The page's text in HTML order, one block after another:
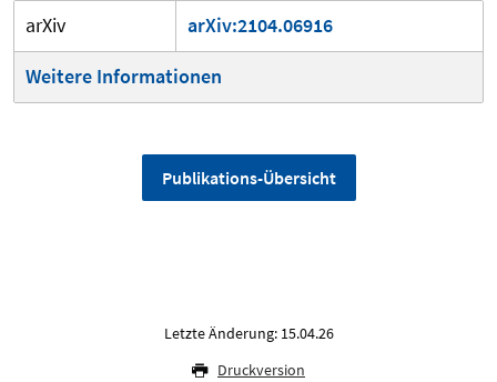
arXiv
arXiv:2104.06916
Weitere Informationen
Publikations-Übersicht
Letzte Änderung: 15.04.26
Druckversion